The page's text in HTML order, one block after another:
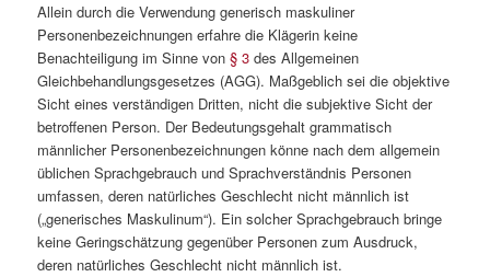
Allein durch die Verwendung generisch maskuliner
Personenbezeichnungen erfahre die Klägerin keine
Benachteiligung im Sinne von§ 3 des Allgemeinen
Gleichbehandlungsgesetzes (AGG). Maßgeblich sei die objektive
Sicht eines verständigen Dritten, nicht die subjektive Sicht der
betroffenen Person. Der Bedeutungsgehalt grammatisch
männlicher Personenbezeichnungen könne nach dem allgemein
üblichen Sprachgebrauch und Sprachverständnis Personen
umfassen, deren natürliches Geschlecht nicht männlich ist
(„generisches Maskulinum“). Ein solcher Sprachgebrauch bringe
keine Geringschätzung gegenüber Personen zum Ausdruck,
deren natürliches Geschlecht nicht männlich ist.